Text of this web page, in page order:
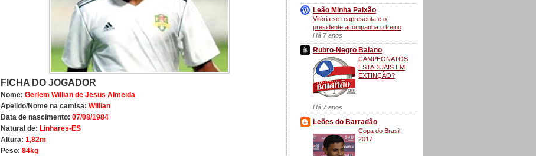
FICHA DO JOGADOR
Nome: Gerlem Willian de Jesus Almeida
Apelido/Nome na camisa: Willian
Data de nascimento: 07/08/1984
Natural de: Linhares-ES
Altura: 1,82m
Peso: 84kg
Leão Minha Paixão
Vitória se reapresenta e o
presidente acompanha o treino
Há 7 anos
Rubro-Negro Baiano
CAMPEONATOS
ESTADUAIS EM
EXTINÇÃO?
Há 7 anos
Leões do Barradão
Copa do Brasil
2017